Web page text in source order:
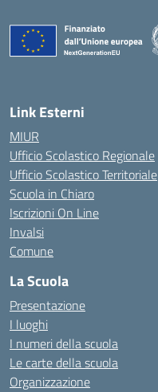
Link Esterni
MIUR
Ufficio Scolastico Regionale
Ufficio Scolastico Territoriale
Scuola in Chiaro
Iscrizioni On Line
Invalsi
Comune
La Scuola
Presentazione
I luoghi
I numeri della scuola
Le carte della scuola
Organizzazione